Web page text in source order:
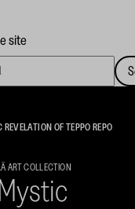
site
OF TEPPO REPO
ART COLLECTION